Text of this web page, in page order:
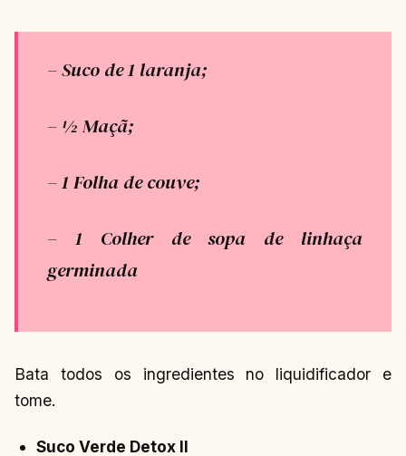
– Suco de 1 laranja;
– ½ Maçã;
– 1 Folha de couve;
– 1 Colher de sopa de linhaça
germinada
Bata todos os ingredientes no liquidificador e
tome.
Suco Verde Detox II